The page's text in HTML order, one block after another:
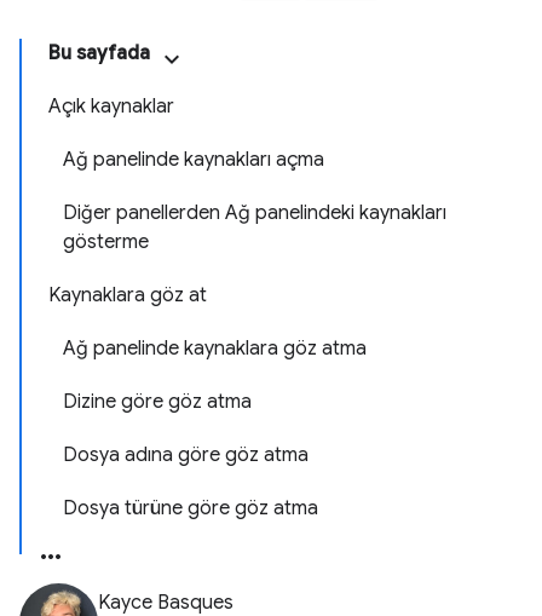
Bu sayfada
Açık kaynaklar
Ağ panelinde kaynakları açma
Diğer panellerden Ağ panelindeki kaynakları
gösterme
Kaynaklara göz at
Ağ panelinde kaynaklara göz atma
Dizine göre göz atma
Dosya adına göre göz atma
Dosya türüne göre göz atma
Kayce Basques